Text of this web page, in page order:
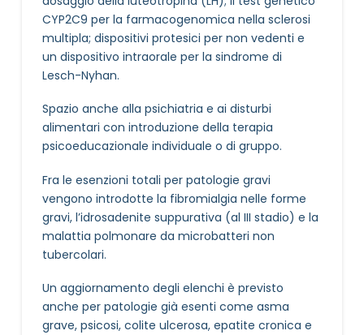
CYP2C9 per la farmacogenomica nella sclerosi
multipla; dispositivi protesici per non vedenti e
un dispositivo intraorale per la sindrome di
Lesch-Nyhan​.
Spazio anche alla psichiatria e ai disturbi
alimentari con introduzione della terapia
psicoeducazionale individuale o di gruppo.
Fra le esenzioni totali per patologie gravi
vengono introdotte la fibromialgia nelle forme
gravi, l’idrosadenite suppurativa (al III stadio) e la
malattia polmonare da microbatteri non
tubercolari.
Un aggiornamento degli elenchi è previsto
anche per patologie già esenti come asma
grave, psicosi, colite ulcerosa, epatite cronica e